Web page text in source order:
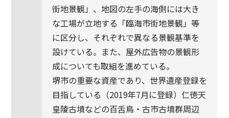
街地景観」、地図の左手の海側には大き
な工場が立地する「臨海市街地景観」等
に区分し、それぞれで異なる景観基準を
設けている。また、屋外広告物の景観形
成についても取組を進めている。
堺市の重要な資産であり、世界遺産登録を
目指している（2019年7月に登録）仁徳天
皇陵古墳などの百舌鳥・古市古墳群周辺